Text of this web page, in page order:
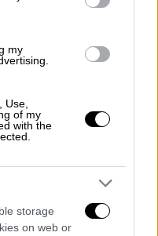
my
Use,
of my
with the
storage
on web or
XIII, αλλά
80 τεχνιτών για
έργο τέχνης.